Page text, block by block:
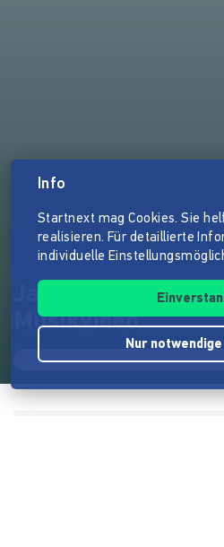
Jazzchor Freiburg:
Musikvideo
Info
Startnext mag Cookies. Sie
realisieren. Für detaillierte
individuelle
Nur